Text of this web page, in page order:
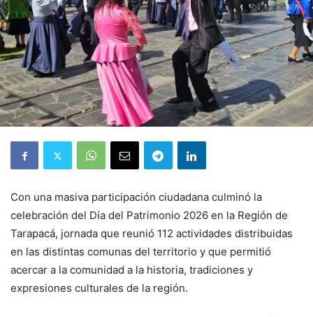
Con una masiva participación ciudadana culminó la
celebración del Día del Patrimonio 2026 en la Región de
Tarapacá, jornada que reunió 112 actividades distribuidas
en las distintas comunas del territorio y que permitió
acercar a la comunidad a la historia, tradiciones y
expresiones culturales de la región.